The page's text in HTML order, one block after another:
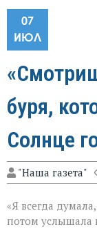
07
ИЮЛ
буря,
Солнце
"Наша газета"
«Я всегда
потом услышала